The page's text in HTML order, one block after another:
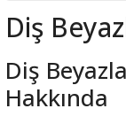
Emzirme
Bebek
Yağı
Ürünleri
Diş
Diş
Hakkında